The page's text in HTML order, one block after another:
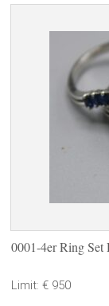
0001-4er Ring
Limit: € 950